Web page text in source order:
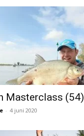
Masterclass (54)
- 4 juni 2020